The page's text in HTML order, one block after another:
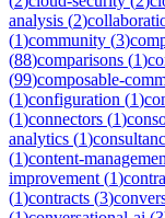
analysis (2)
(1)community (3)
(88)comparisons (1)
(99)composable-
(1)configuration (1)
(1)connectors (1)
analytics (1)
(1)content-
improvement (1)
(1)contracts (3)